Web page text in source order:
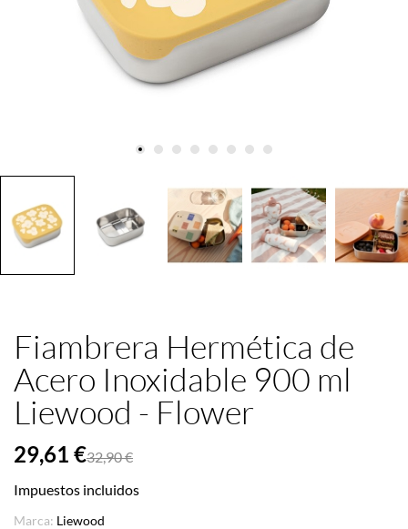
Fiambrera Hermética de
Acero Inoxidable 900 ml
Liewood - Flower
29,61 €32,90 €
Impuestos incluidos
Marca: Liewood